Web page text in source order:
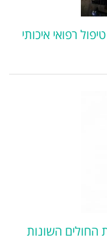
רפואי איכותי
החולים השונות